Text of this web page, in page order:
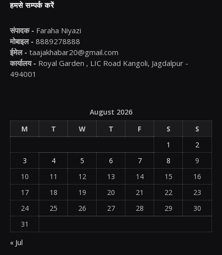
हमसे सम्पर्क करें
संपादक - Faraha Niyazi
मोबाइल - 8889278888
ईमेल - taajakhabar20@gmail.com
कार्यालय - Royal Garden , LIC Road Kangoli, Jagdalpur -
494001
August 2026
M
T W T F S
S
1
2
3
4 5 6 7 8
9
10
11 12 13 14 15
16
17
18 19 20 21 22
23
24
25 26 27 28 29
30
31
« Jul